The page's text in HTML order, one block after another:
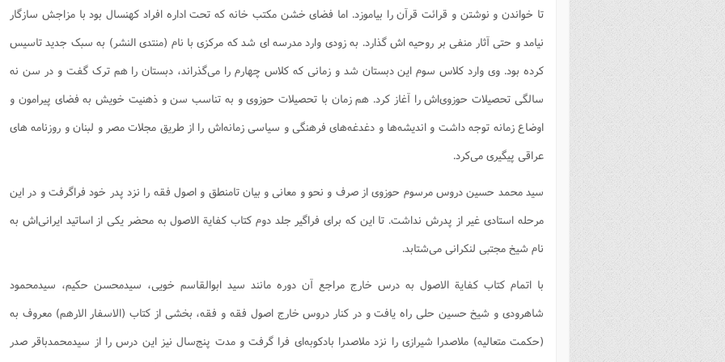
شماره اول فصل نامه تربیت تبلیغی
شماره دوم فصل نامه تربیت تبلیغی
شماره سوم و چهارم فصل نامه تربیت تبلیغی
شماره پنج و شش فصل نامه تربیت تبلیغی
پيش شماره 2 فصلنامه مطالعات معنوی
شماره اول فصل نامه مطالعات معنوی
شماره دوم فصل نامه مطالعات معنوی
شماره سوم فصل نامه مطالعات معنوی
شماره چهارم و پنجم فصل نامه مطالعات معنوی
شماره دهم فصل‌نامه مطالعات معنوی
فصل نامه سبک زندگی
علوم تربیتی
آئین دوست یابی
خانواده
تا خواندن و نوشتن و قرائت قرآن را بیاموزد. اما فضای خشن مکتب خانه که تحت اداره افراد کهنسال بود با مزاجش سازگار
نیامد و حتی آثار منفی بر روحیه اش گذارد. به زودی وارد مدرسه ای شد که مرکزی با نام (منتدی النشر) به سبک جدید تاسیس
کرده بود. وی وارد کلاس سوم این دبستان شد و زمانی که کلاس چهارم را می‌گذراند، دبستان را هم ترک گفت و در سن نه
سالگی تحصیلات حوزوی‌اش را آغاز کرد. هم زمان با تحصیلات حوزوی و به تناسب سن و ذهنیت خویش به فضای پیرامون و
اوضاع زمانه توجه داشت و اندیشه‌ها و دغدغه‌های فرهنگی و سیاسی زمانه‌اش را از طریق مجلات مصر و لبنان و روزنامه های
عراقی پیگیری می‌کرد.
سید محمد حسین دروس مرسوم حوزوی از صرف و نحو و معانی و بیان تامنطق و اصول فقه را نزد پدر خود فراگرفت و در این
مرحله استادی غیر از پدرش نداشت. تا این که برای فراگیر جلد دوم کتاب کفایة‍ الاصول به محضر یکی از اساتید ایرانی‌اش به
نام شیخ مجتبی لنکرانی می‌شتابد.
با اتمام کتاب کفایة الاصول به درس خارج مراجع آن دوره مانند سید ابوالقاسم خویی،‌‌‌‌‌ سیدمحسن حکیم، سیدمحمود
شاهرودی و شیخ حسین حلی راه یافت و در کنار دروس خارج اصول فقه و فقه، بخشی از کتاب (الاسفار الارهم) معروف به
(حکمت متعالیه) ملاصدرا شیرازی را نزد ملاصدرا بادکوبه‌ای فرا گرفت و مدت پنج‌سال نیز این درس را از سیدمحمدباقر صدر